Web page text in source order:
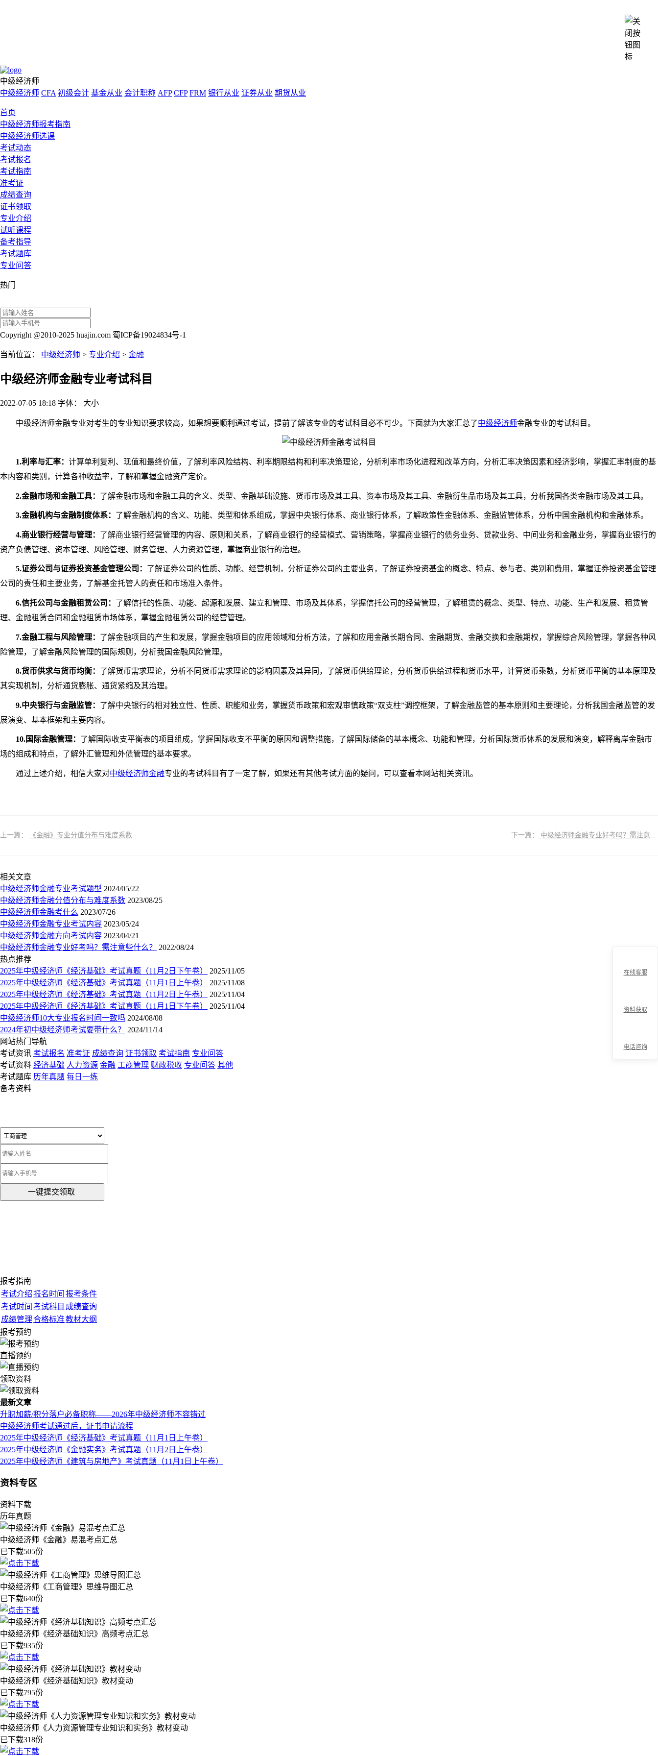
中级经济师
中级经济师 CFA 初级会计 基金从业 会计职称 AFP CFP FRM 银行从业 证券从业 期货从业
首页
中级经济师报考指南
中级经济师选课
考试动态
考试报名
考试指南
准考证
成绩查询
证书领取
专业介绍
试听课程
备考指导
考试题库
专业问答
热门
Copyright @2010-2025 huajin.com 蜀ICP备19024834号-1
当前位置： 中级经济师 > 专业介绍 > 金融
中级经济师金融专业考试科目
2022-07-05 18:18 字体： 大小
中级经济师金融专业对考生的专业知识要求较高，如果想要顺利通过考试，提前了解该专业的考试科目必不可少。下面就为大家汇总了中级经济师金融专业的考试科目。
1.利率与汇率： 计算单利复利、现值和最终价值，了解利率风险结构、利率期限结构和利率决策理论，分析利率市场化进程和改革方向，分析汇率决策因素和经济影响，掌握汇率制度的基
本内容和类别，计算各种收益率，了解和掌握金融资产定价。
2.金融市场和金融工具： 了解金融市场和金融工具的含义、类型、金融基础设施、货币市场及其工具、资本市场及其工具、金融衍生品市场及其工具，分析我国各类金融市场及其工具。
3.金融机构与金融制度体系： 了解金融机构的含义、功能、类型和体系组成，掌握中央银行体系、商业银行体系，了解政策性金融体系、金融监管体系，分析中国金融机构和金融体系。
4.商业银行经营与管理： 了解商业银行经营管理的内容、原则和关系，了解商业银行的经营模式、营销策略，掌握商业银行的债务业务、贷款业务、中间业务和金融业务，掌握商业银行的
资产负债管理、资本管理、风险管理、财务管理、人力资源管理，掌握商业银行的治理。
5.证券公司与证券投资基金管理公司： 了解证券公司的性质、功能、经营机制，分析证券公司的主要业务，了解证券投资基金的概念、特点、参与者、类别和费用，掌握证券投资基金管理
公司的责任和主要业务，了解基金托管人的责任和市场准入条件。
6.信托公司与金融租赁公司： 了解信托的性质、功能、起源和发展、建立和管理、市场及其体系，掌握信托公司的经营管理，了解租赁的概念、类型、特点、功能、生产和发展、租赁管
理、金融租赁合同和金融租赁市场体系，掌握金融租赁公司的经营管理。
7.金融工程与风险管理： 了解金融项目的产生和发展，掌握金融项目的应用领域和分析方法，了解和应用金融长期合同、金融期货、金融交换和金融期权，掌握综合风险管理，掌握各种风
险管理，了解金融风险管理的国际规则，分析我国金融风险管理。
8.货币供求与货币均衡： 了解货币需求理论，分析不同货币需求理论的影响因素及其异同，了解货币供给理论，分析货币供给过程和货币水平，计算货币乘数，分析货币平衡的基本原理及
其实现机制，分析通货膨胀、通货紧缩及其治理。
9.中央银行与金融监管： 了解中央银行的相对独立性、性质、职能和业务，掌握货币政策和宏观审慎政策“双支柱”调控框架，了解金融监管的基本原则和主要理论，分析我国金融监管的发
展演变、基本框架和主要内容。
10.国际金融管理： 了解国际收支平衡表的项目组成，掌握国际收支不平衡的原因和调整措施，了解国际储备的基本概念、功能和管理，分析国际货币体系的发展和演变，解释离岸金融市
场的组成和特点，了解外汇管理和外债管理的基本要求。
通过上述介绍，相信大家对中级经济师金融专业的考试科目有了一定了解，如果还有其他考试方面的疑问，可以查看本网站相关资讯。
上一篇： 《金融》专业分值分布与难度系数 下一篇： 中级经济师金融专业好考吗？需注意些什么？
相关文章
中级经济师金融专业考试题型 2024/05/22
中级经济师金融分值分布与难度系数 2023/08/25
中级经济师金融考什么 2023/07/26
中级经济师金融专业考试内容 2023/05/24
中级经济师金融方向考试内容 2023/04/21
中级经济师金融专业好考吗？需注意些什么？
2022/08/24
热点推荐
2025年中级经济师《经济基础》考试真题（11月2日下午卷）
2025/11/05
2025年中级经济师《经济基础》考试真题（11月1日上午卷）
2025/11/08
2025年中级经济师《经济基础》考试真题（11月2日上午卷）
2025/11/04
2025年中级经济师《经济基础》考试真题（11月1日下午卷）
2025/11/04
中级经济师10大专业报名时间一致吗 2024/08/08
2024年初中级经济师考试要带什么？
2024/11/14
网站热门导航
考试资讯 考试报名 准考证 成绩查询 证书领取 考试指南 专业问答
考试资料 经济基础 人力资源 金融 工商管理 财政税收 专业问答 其他
考试题库 历年真题 每日一练
备考资料
一键提交领取
报考指南
考试介绍报名时间 报考条件
考试时间 考试科目 成绩查询
成绩管理合格标准教材大纲
报考预约
直播预约
领取资料
最新文章
升职加薪/积分落户必备职称——2026年中级经济师不容错过
中级经济师考试通过后，证书申请流程
2025年中级经济师《经济基础》考试真题（11月1日上午卷）
2025年中级经济师《金融实务》考试真题（11月2日上午卷）
2025年中级经济师《建筑与房地产》考试真题（11月1日上午卷）
资料专区
资料下载
历年真题
中级经济师《金融》易混考点汇总
已下载505份
中级经济师《工商管理》思维导图汇总
已下载640份
中级经济师《经济基础知识》高频考点汇总
已下载935份
中级经济师《经济基础知识》教材变动
已下载795份
中级经济师《人力资源管理专业知识和实务》教材变动
已下载318份
在线客服
资料获取
电话咨询